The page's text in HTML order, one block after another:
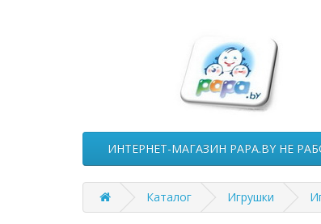
ИНТЕРНЕТ-МАГАЗИН PAPA.BY НЕ
Каталог Игрушки